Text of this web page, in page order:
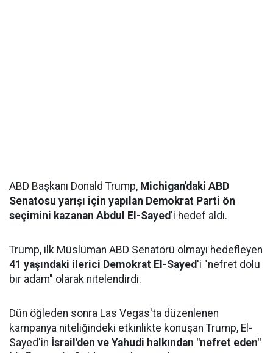
ABD Başkanı Donald Trump, Michigan'daki ABD
Senatosu yarışı için yapılan Demokrat Parti ön
seçimini kazanan Abdul El-Sayed'i hedef aldı.
Trump, ilk Müslüman ABD Senatörü olmayı hedefleyen
41 yaşındaki ilerici Demokrat El-Sayed'i "nefret dolu
bir adam" olarak nitelendirdi.
Dün öğleden sonra Las Vegas'ta düzenlenen
kampanya niteliğindeki etkinlikte konuşan Trump, El-
Sayed'in İsrail'den ve Yahudi halkından "nefret eden"